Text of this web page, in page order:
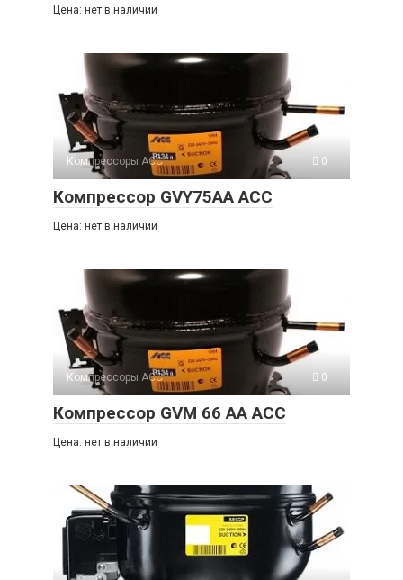
Цена: нет в наличии
Компрессоры ACC 0
Компрессор GVY75AA ACC
Цена: нет в наличии
Компрессоры ACC 0
Компрессор GVM 66 AA ACC
Цена: нет в наличии